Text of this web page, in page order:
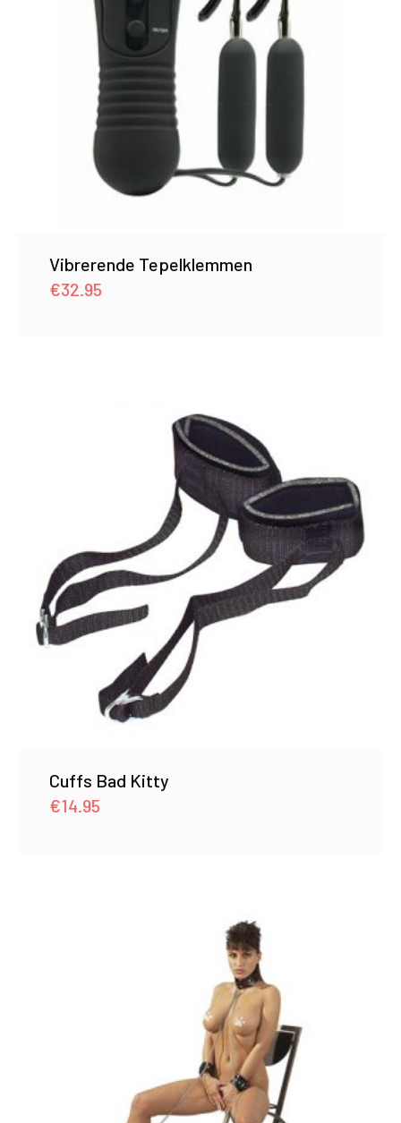
Vibrerende Tepelklemmen
€32.95
Cuffs Bad Kitty
€14.95